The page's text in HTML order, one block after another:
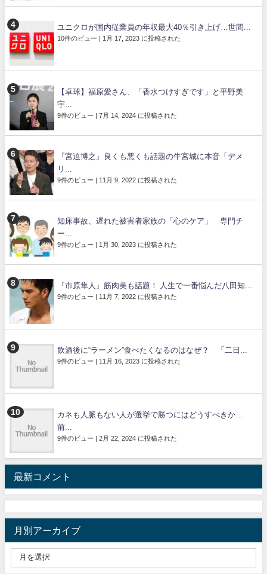
ユニクロが国内従業員の年収最大40％引き上げ…世間...
10件のビュー | 1月 17, 2023 に投稿された
【卓球】福原愛さん、「香水つけすぎです」と平野美
宇...
9件のビュー | 7月 14, 2024 に投稿された
『宮迫博之』良くも悪くも話題の牛宮城に本音「デメ
リ...
9件のビュー | 11月 9, 2022 に投稿された
知床事故、遅れた被害者家族の「心のケア」 専門チ
ー...
9件のビュー | 1月 30, 2023 に投稿された
『市原隼人』筋肉美も話題！ 人生で一番悩んだ八田知...
9件のビュー | 11月 7, 2022 に投稿された
飲酒後に“ラーメン”食べたくなるのはなぜ？ 「二日...
9件のビュー | 11月 16, 2023 に投稿された
カネも人脈もない人が選挙で勝つにはどうすべきか…
前...
9件のビュー | 2月 22, 2024 に投稿された
最新コメント
月別アーカイブ